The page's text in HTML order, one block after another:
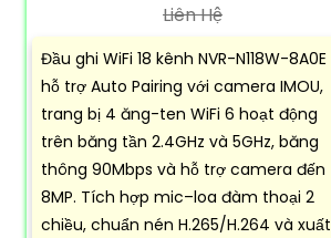
Liên Hệ
Đầu ghi WiFi 18 kênh NVR-N118W-8A0E
hỗ trợ Auto Pairing với camera IMOU,
trang bị 4 ăng-ten WiFi 6 hoạt động
trên băng tần 2.4GHz và 5GHz, băng
thông 90Mbps và hỗ trợ camera đến
8MP. Tích hợp mic–loa đàm thoại 2
chiều, chuẩn nén H.265/H.264 và xuất